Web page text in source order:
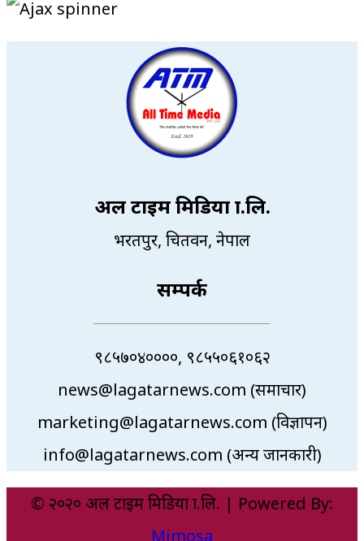
अल टाइम मिडिया प्रा.लि.
भरतपुर, चितवन, नेपाल
सम्पर्क
९८५७०४००००, ९८५५०६१०६२
news@lagatarnews.com (समाचार)
marketing@lagatarnews.com (विज्ञापन)
info@lagatarnews.com (अन्य जानकारी)
© २०२० अल टाइम मिडिया प्रा.लि. | Powered By:
Mimosa